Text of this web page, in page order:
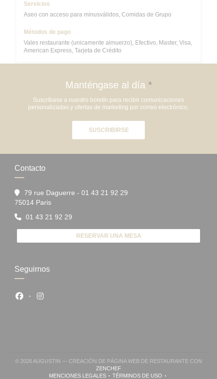
Servicios
Aseo con acceso para minusválidos, Comidas de Grupo
Métodos de pago
Vales restaurante (unicamente almuerzo), Efectivo, Master, Visa,
American Express, Tarjeta de Crédito
Manténgase al día *
Suscríbase a nuestro boletín para recibir comunicaciones
personalizadas y ofertas de marketing por correo electrónico.
SUSCRIBIRSE
Contacto
79 rue Daguerre - 01 43 21 92 29
75014 Paris((abre en una nueva ventana))
01 43 21 92 29
RESERVAR UNA MESA
Seguirnos
Facebook ((abre en una nueva ventana))
Instagram ((abre en una nueva ventana))
© 2026 AUGUSTIN — CREACIÓN DE PÁGINA WEB DE RESTAURANTE CON
ZENCHEF((ABRE EN UNA NUEVA VENTANA))
MENCIONES LEGALES
TÉRMINOS DE USO